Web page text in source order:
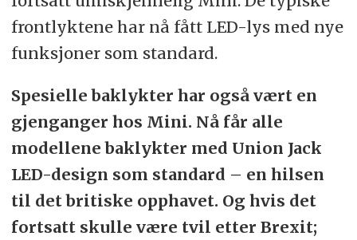
frontlyktene har nå fått LED-lys med nye
funksjoner som standard.
Spesielle baklykter har også vært en
gjenganger hos Mini. Nå får alle
modellene baklykter med Union Jack
LED-design som standard – en hilsen
til det britiske opphavet. Og hvis det
fortsatt skulle være tvil etter Brexit;